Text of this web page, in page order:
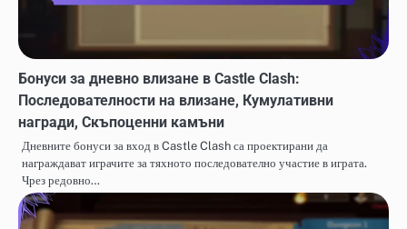
Бонуси за дневно влизане в Castle Clash:
Последователности на влизане, Кумулативни
награди, Скъпоценни камъни
Дневните бонуси за вход в Castle Clash са проектирани да
награждават играчите за тяхното последователно участие в играта.
Чрез редовно…